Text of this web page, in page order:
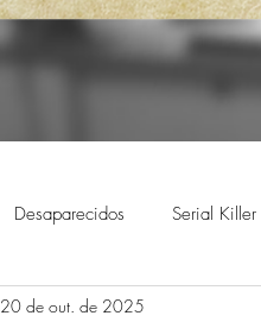
Desaparecidos Serial Killer
20 de out. de 2025